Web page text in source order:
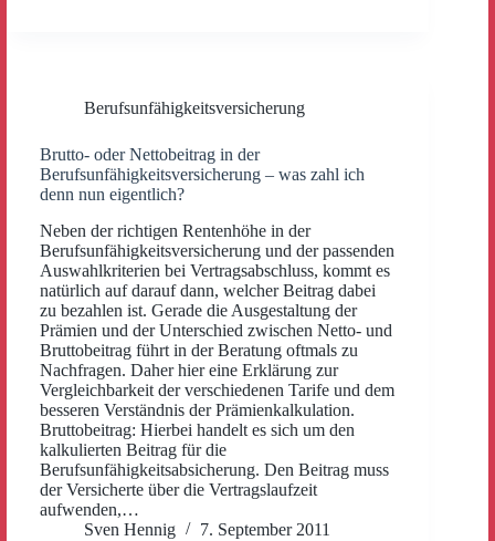
Berufsunfähigkeitsversicherung
Brutto- oder Nettobeitrag in der
Berufsunfähigkeitsversicherung – was zahl ich
denn nun eigentlich?
Neben der richtigen Rentenhöhe in der
Berufsunfähigkeitsversicherung und der passenden
Auswahlkriterien bei Vertragsabschluss, kommt es
natürlich auf darauf dann, welcher Beitrag dabei
zu bezahlen ist. Gerade die Ausgestaltung der
Prämien und der Unterschied zwischen Netto- und
Bruttobeitrag führt in der Beratung oftmals zu
Nachfragen. Daher hier eine Erklärung zur
Vergleichbarkeit der verschiedenen Tarife und dem
besseren Verständnis der Prämienkalkulation.
Bruttobeitrag: Hierbei handelt es sich um den
kalkulierten Beitrag für die
Berufsunfähigkeitsabsicherung. Den Beitrag muss
der Versicherte über die Vertragslaufzeit
aufwenden,…
Sven Hennig
7. September 2011